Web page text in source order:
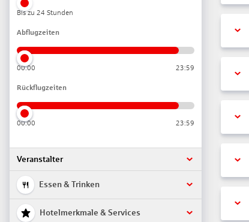
Bis zu 24 Stunden
Abflugzeiten
00:00 23:59
Rückflugzeiten
00:00 23:59
Veranstalter
Essen & Trinken
Hotelmerkmale & Services